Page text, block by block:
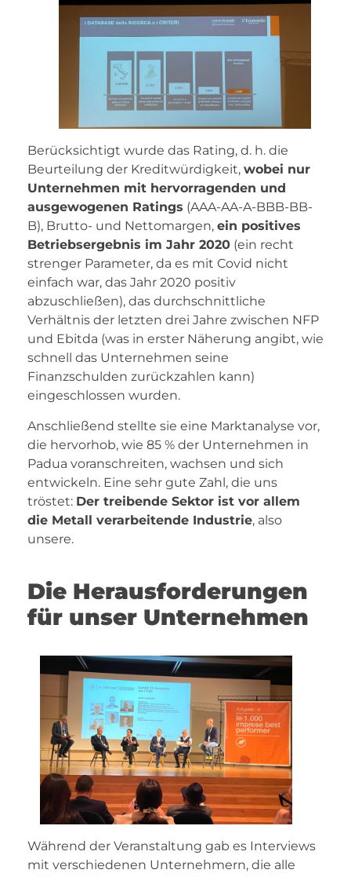
Berücksichtigt wurde das Rating, d. h. die
Beurteilung der Kreditwürdigkeit, wobei nur
Unternehmen mit hervorragenden und
ausgewogenen Ratings (AAA-AA-A-BBB-BB-
B), Brutto- und Nettomargen, ein positives
Betriebsergebnis im Jahr 2020 (ein recht
strenger Parameter, da es mit Covid nicht
einfach war, das Jahr 2020 positiv
abzuschließen), das durchschnittliche
Verhältnis der letzten drei Jahre zwischen NFP
und Ebitda (was in erster Näherung angibt, wie
schnell das Unternehmen seine
Finanzschulden zurückzahlen kann)
eingeschlossen wurden.
Anschließend stellte sie eine Marktanalyse vor,
die hervorhob, wie 85 % der Unternehmen in
Padua voranschreiten, wachsen und sich
entwickeln. Eine sehr gute Zahl, die uns
tröstet: Der treibende Sektor ist vor allem
die Metall verarbeitende Industrie, also
unsere.
Die Herausforderungen
für unser Unternehmen
Während der Veranstaltung gab es Interviews
mit verschiedenen Unternehmern, die alle